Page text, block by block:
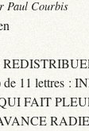
Paul Courbis
de 11 lettres :
FAIT